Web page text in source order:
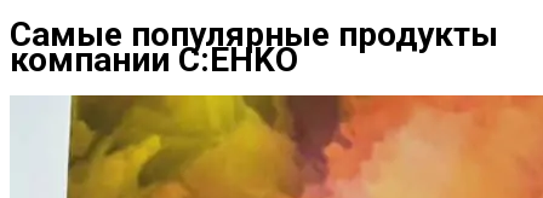
Самые популярные продукты
компании C:EHKO